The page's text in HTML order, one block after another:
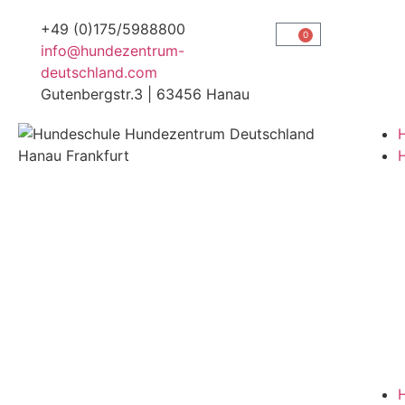
+49 (0)175/5988800
info@hundezentrum-
deutschland.com
Gutenbergstr.3 | 63456 Hanau
0